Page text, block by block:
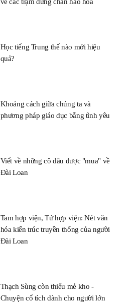
Học tiếng Trung thế nào mới hiệu
quả?
Khoảng cách giữa chúng ta và
phương pháp giáo dục bằng tình yêu
Viết về những cô dâu được "mua" về
Đài Loan
Tam hợp viện, Tứ hợp viện: Nét văn
hóa kiến trúc truyền thống của người
Đài Loan
Thạch Sùng còn thiếu mẻ kho -
Chuyện cổ tích dành cho người lớn